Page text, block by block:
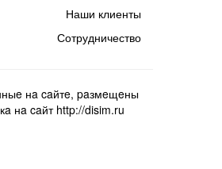
Наши клиенты
Сотрудничество
нa caйтe, paзмeщeны
нa caйт http://disim.ru